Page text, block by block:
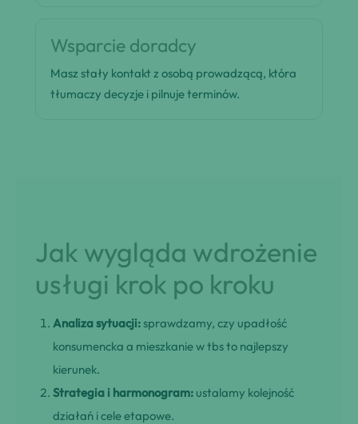
Wsparcie doradcy
Masz stały kontakt z osobą prowadzącą, która
tłumaczy decyzje i pilnuje terminów.
Jak wygląda wdrożenie
usługi krok po kroku
Analiza sytuacji: sprawdzamy, czy upadłość
konsumencka a mieszkanie w tbs to najlepszy
kierunek.
Strategia i harmonogram: ustalamy kolejność
działań i cele etapowe.